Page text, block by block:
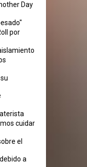
Day
por
cuidar
el
a